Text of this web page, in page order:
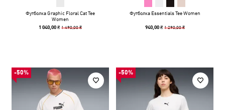
Футболка Graphic Floral Cat Tee
Women
1 040,00 ₴1 490,00 ₴
Футболка Essentials Tee Women
940,00 ₴ 1 290,00 ₴
-50% -50%